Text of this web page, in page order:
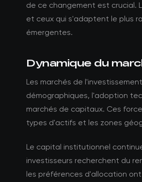
de ce changement est crucial.
et ceux qui s'adaptent le plus
émergentes.
Dynamique du
Les marchés de
démographiques, l'adoption
marchés de capitaux. Ces
types d'actifs et les zones
Le capital institutionnel
investisseurs recherchent du
les préférences d'allocation